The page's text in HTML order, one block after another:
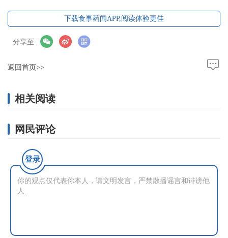
下载食事药闻APP,阅读体验更佳
分享至
返回首页>>
相关阅读
网民评论
登录